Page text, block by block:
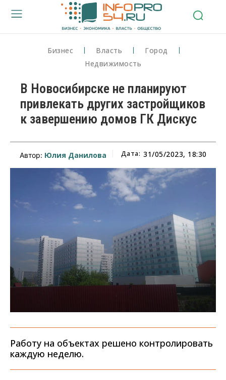
Бизнес Власть
Город
Недвижимость
В Новосибирске не планируют
привлекать других застройщиков
к завершению домов ГК Дискус
Автор: Юлия Данилова Дата: 31/05/2023, 18:30
Работу на объектах решено контролировать
каждую неделю.